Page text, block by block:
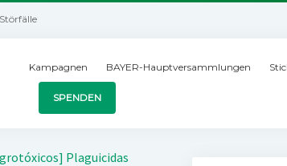
Störfälle
Kampagnen BAYER-Hauptversammlungen
SPENDEN
Plaguicidas